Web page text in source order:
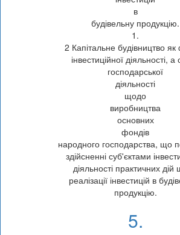
в
будівельну продукцію.
1.
2 Капітальне будівництво
інвестиційної діяльності,
господарської
діяльності
щодо
виробництва
основних
фондів
народного господарства, що
здійсненні суб'єктами
діяльності практичних
реалізації інвестицій в
продукцію.
5.